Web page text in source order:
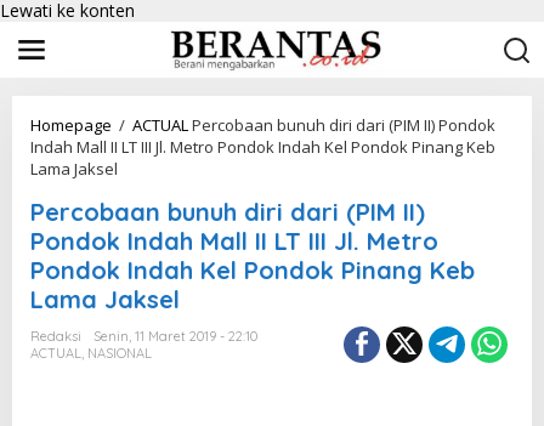
Lewati ke konten
Homepage / ACTUALPercobaan bunuh diri dari (PIM II) Pondok
Indah Mall II LT III Jl. Metro Pondok Indah Kel Pondok Pinang Keb
Lama Jaksel
Percobaan bunuh diri dari (PIM II)
Pondok Indah Mall II LT III Jl. Metro
Pondok Indah Kel Pondok Pinang Keb
Lama Jaksel
Redaksi
Senin, 11 Maret 2019 - 22:10
ACTUAL, NASIONAL